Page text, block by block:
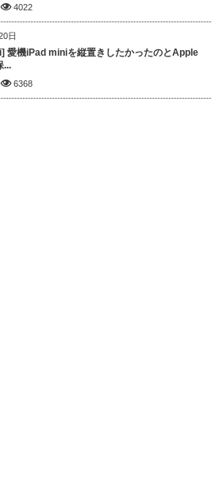
4022
日
愛機iPad miniを縦置きしたかったのとApple
...
6368